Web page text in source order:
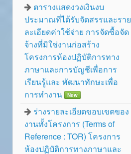
ตารางแสดงวงเงินงบ
ประมาณที่ได้รับจัดสรรและราย
ละเอียดค่าใช้จ่าย การจัดซื้อจัด
จ้างที่มิใช่งานก่อสร้าง
โครงการห้องปฏิบัติการทาง
ภาษาและการบัญชีเพื่อการ
เรียนรู้และ พัฒนาทักษะเพื่อ
การทำงาน
New
ร่างรายละเอียดขอบเขตของ
งานทั้งโครงการ (Terms of
Reference : TOR) โครงการ
ห้องปฏิบัติการทางภาษาและ